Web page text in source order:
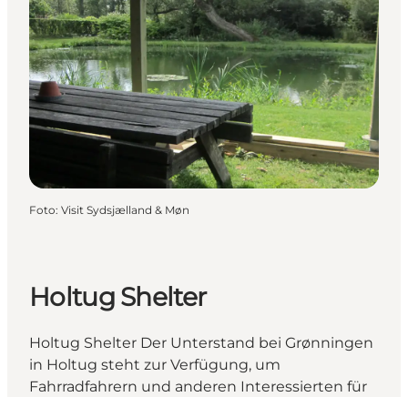
Foto: Visit Sydsjælland & Møn
Holtug Shelter
Holtug Shelter Der Unterstand bei Grønningen
in Holtug steht zur Verfügung, um
Fahrradfahrern und anderen Interessierten für